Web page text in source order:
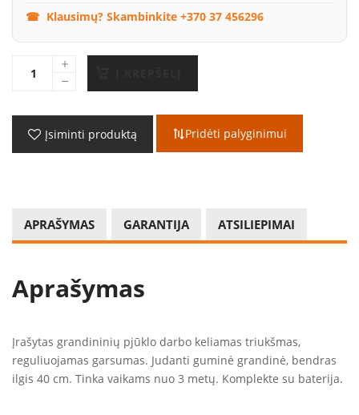
Klausimų? Skambinkite +370 37 456296
Įsiminti produktą Pridėti palyginimui
APRAŠYMAS GARANTIJA ATSILIEPIMAI
Aprašymas
Įrašytas grandininių pjūklo darbo keliamas triukšmas,
reguliuojamas garsumas. Judanti guminė grandinė, bendras
ilgis 40 cm. Tinka vaikams nuo 3 metų. Komplekte su baterija.